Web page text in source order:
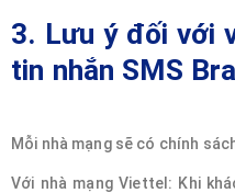
3. Lưu ý đối với
tin nhắn SMS
Mỗi nhà mạng sẽ có chính
Với nhà mạng Viettel: Khi